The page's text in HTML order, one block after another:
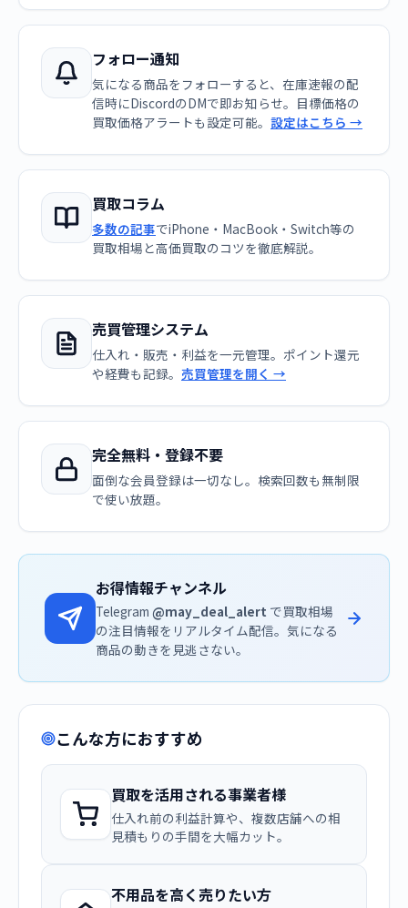
フォロー通知
気になる商品をフォローすると、在庫速報の配
信時にDiscordのDMで即お知らせ。目標価格の
買取価格アラートも設定可能。 設定はこちら →
買取コラム
多数の記事でiPhone・MacBook・Switch等の
買取相場と高価買取のコツを徹底解説。
売買管理システム
仕入れ・販売・利益を一元管理。ポイント還元
や経費も記録。 売買管理を開く →
完全無料・登録不要
面倒な会員登録は一切なし。検索回数も無制限
で使い放題。
お得情報チャンネル
Telegram @may_deal_alert で買取相場
の注目情報をリアルタイム配信。気になる
商品の動きを見逃さない。
こんな方におすすめ
買取を活用される事業者様
仕入れ前の利益計算や、複数店舗への相
見積もりの手間を大幅カット。
不用品を高く売りたい方